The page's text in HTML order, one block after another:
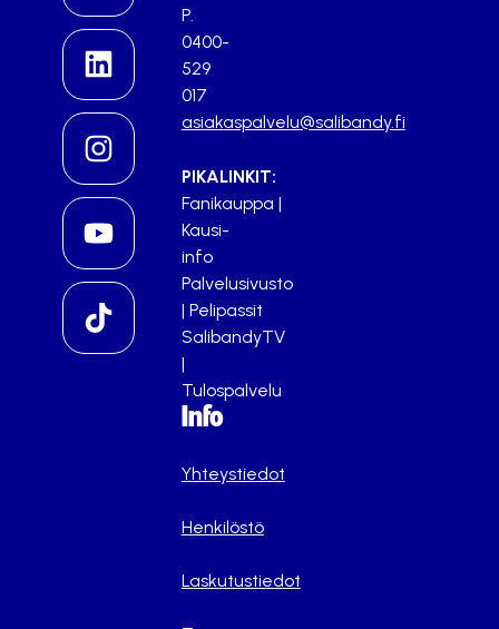
P.
0400-
529
017
asiakaspalvelu@salibandy.fi
PIKALINKIT:
Fanikauppa |
Kausi-
info
Palvelusivusto
| Pelipassit
SalibandyTV
|
Tulospalvelu
Info
Yhteystiedot
Henkilöstö
Laskutustiedot